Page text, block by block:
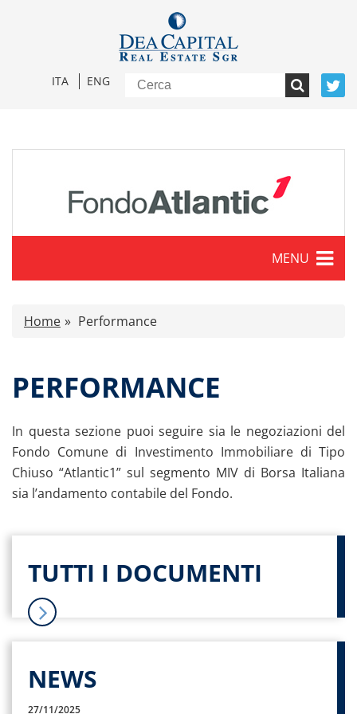
ITA ENG
MENU
Caratteristiche
Proventi distribuiti
Relazioni di gestione e Resoconti intermedi
Governance
Assemblee
Contatti
Home Performance
PERFORMANCE
In questa sezione puoi seguire sia le negoziazioni del
Fondo Comune di Investimento Immobiliare di Tipo
Chiuso “Atlantic1” sul segmento MIV di Borsa Italiana
sia l’andamento contabile del Fondo.
TUTTI I DOCUMENTI
NEWS
27/11/2025